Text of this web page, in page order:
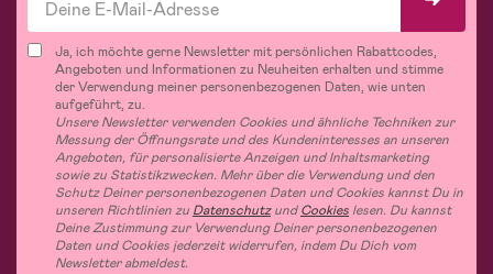
Ja, ich möchte gerne Newsletter mit persönlichen Rabattcodes,
Angeboten und Informationen zu Neuheiten erhalten und stimme
der Verwendung meiner personenbezogenen Daten, wie unten
aufgeführt, zu.
Unsere Newsletter verwenden Cookies und ähnliche Techniken zur
Messung der Öffnungsrate und des Kundeninteresses an unseren
Angeboten, für personalisierte Anzeigen und Inhaltsmarketing
sowie zu Statistikzwecken. Mehr über die Verwendung und den
Schutz Deiner personenbezogenen Daten und Cookies kannst Du in
unseren Richtlinien zu DatenschutzundCookies lesen. Du kannst
Deine Zustimmung zur Verwendung Deiner personenbezogenen
Daten und Cookies jederzeit widerrufen, indem Du Dich vom
Newsletter abmeldest.